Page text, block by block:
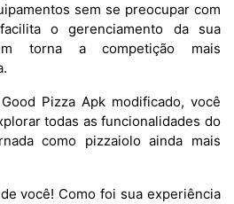
sem se preocupar com
o gerenciamento da sua
torna a competição mais
Pizza Apk modificado, você
todas as funcionalidades do
como pizzaiolo ainda mais
você! Como foi sua experiência